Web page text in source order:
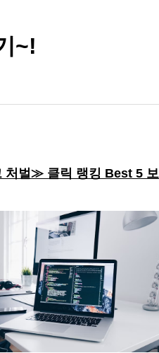
~!
처벌≫ 클릭 랭킹 Best 5